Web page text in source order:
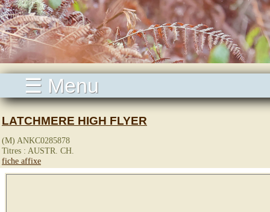
☰ Menu
LATCHMERE HIGH FLYER
(M) ANKC0285878
Titres : AUSTR. CH.
fiche affixe